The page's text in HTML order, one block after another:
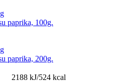
paprika, 100g.
paprika, 200g.
2188 kJ/524 kcal